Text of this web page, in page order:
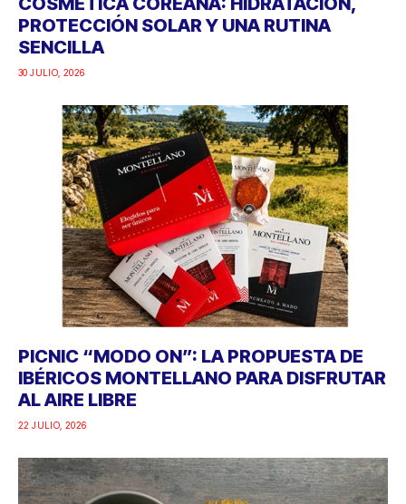
PROTECCIÓN SOLAR Y UNA RUTINA
SENCILLA
30 JULIO, 2026
PICNIC “MODO ON”: LA PROPUESTA DE
IBÉRICOS MONTELLANO PARA DISFRUTAR
AL AIRE LIBRE
22 JULIO, 2026